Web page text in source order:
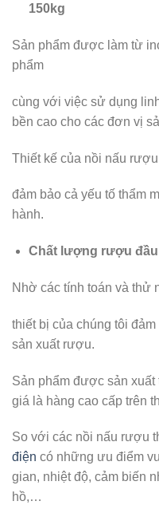
150kg
Sản phẩm được làm từ
phẩm
cùng với việc sử dụng
bền cao cho các đơn vị
Thiết kế của nồi nấu
đảm bảo cả yếu tố thẩm
hành.
Chất lượng rượu đầu
Nhờ các tính toán và thử
thiết bị của chúng tôi
sản xuất rượu.
Sản phẩm được sản
giá là hàng cao cấp trên
So với các nồi nấu rượu
điện có những ưu điểm
gian, nhiệt độ, cảm biến
hồ,…